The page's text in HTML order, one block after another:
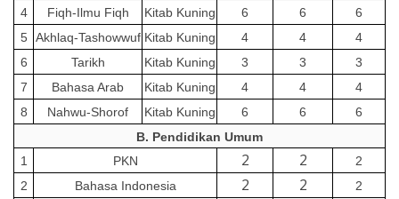
4
Fiqh-Ilmu Fiqh Kitab Kuning 6 6
6
5 Akhlaq-Tashowwuf Kitab Kuning 4 4
4
6
Tarikh Kitab Kuning 3 3
3
7
Bahasa Arab Kitab Kuning 4 4
4
8
Nahwu-Shorof Kitab Kuning 6 6
6
B. Pendidikan Umum
1
PKN 2 2
2
2
Bahasa Indonesia 2 2
2